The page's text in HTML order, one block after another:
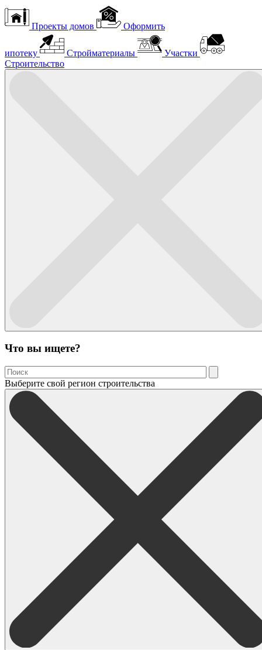
Проекты домов Оформить
ипотеку Стройматериалы
Участки
Строительство
Что вы ищете?
Выберите свой регион строительства